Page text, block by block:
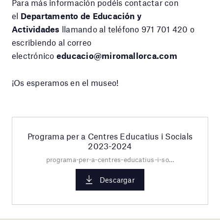
Para más información podéis contactar con
el Departamento de Educación y
Actividades llamando al teléfono 971 701 420 o
escribiendo al correo
electrónico educacio@miromallorca.com
¡Os esperamos en el museo!
Programa per a Centres Educatius i Socials
2023-2024
programa-per-a-centres-educatius-i-socials-23-24.pdf
Descargar